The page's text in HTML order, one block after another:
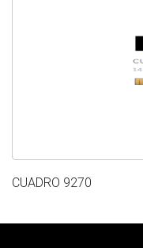
CUADRO 9270